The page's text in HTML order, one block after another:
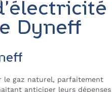
Dyneff
le gaz naturel, parfaitement
anticiper leurs dépenses